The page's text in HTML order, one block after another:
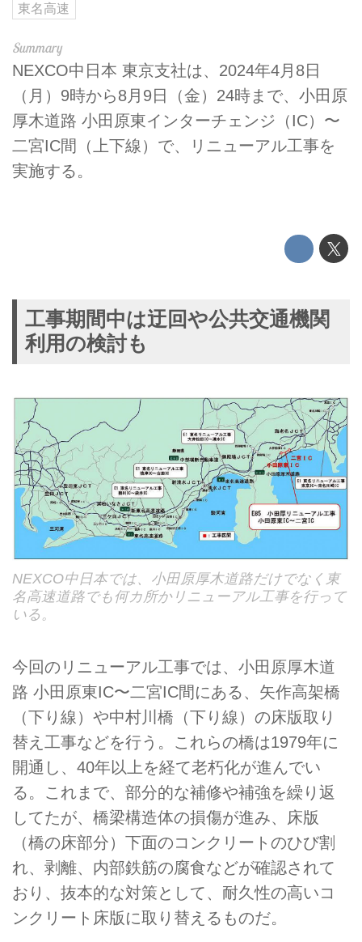
東名高速
NEXCO中日本 東京支社は、2024年4月8日
（月）9時から8月9日（金）24時まで、小田原
厚木道路 小田原東インターチェンジ（IC）〜
二宮IC間（上下線）で、リニューアル工事を
実施する。
工事期間中は迂回や公共交通機関
利用の検討も
NEXCO中日本では、小田原厚木道路だけでなく東
名高速道路でも何カ所かリニューアル工事を行って
いる。
今回のリニューアル工事では、小田原厚木道
路 小田原東IC〜二宮IC間にある、矢作高架橋
（下り線）や中村川橋（下り線）の床版取り
替え工事などを行う。これらの橋は1979年に
開通し、40年以上を経て老朽化が進んでい
る。これまで、部分的な補修や補強を繰り返
してたが、橋梁構造体の損傷が進み、床版
（橋の床部分）下面のコンクリートのひび割
れ、剥離、内部鉄筋の腐食などが確認されて
おり、抜本的な対策として、耐久性の高いコ
ンクリート床版に取り替えるものだ。